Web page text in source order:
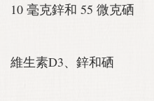
10 毫克鋅和 55 微克硒
維生素D3、鋅和硒